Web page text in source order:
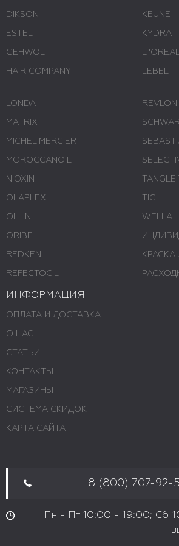
DIKSON
ESTEL
GEHWOL
HAIR COMPANY
KEUNE
KYDRA
L
LEBEL
LONDA
MATRIX
MICHEL MERCIER
MOROCCANOIL
NIOXIN
OLAPLEX
OLLIN
ORIBE
REDKEN
REFECTOCIL
REVLON
TIGI
WELLA
ИНФОРМАЦИЯ
ОПЛАТА И ДОСТАВКА
О НАС
СТАТЬИ
КОНТАКТЫ
МАГАЗИНЫ
СИСТЕМА СКИДОК
КАРТА САЙТА
8 (800) 707-92-
Пн - Пт 10:00 - 19:00; Сб